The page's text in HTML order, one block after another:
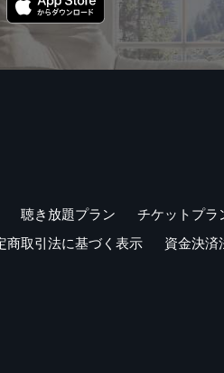
聴き放題プラン チケットプラ
商取引法に基づく表示 資金決済